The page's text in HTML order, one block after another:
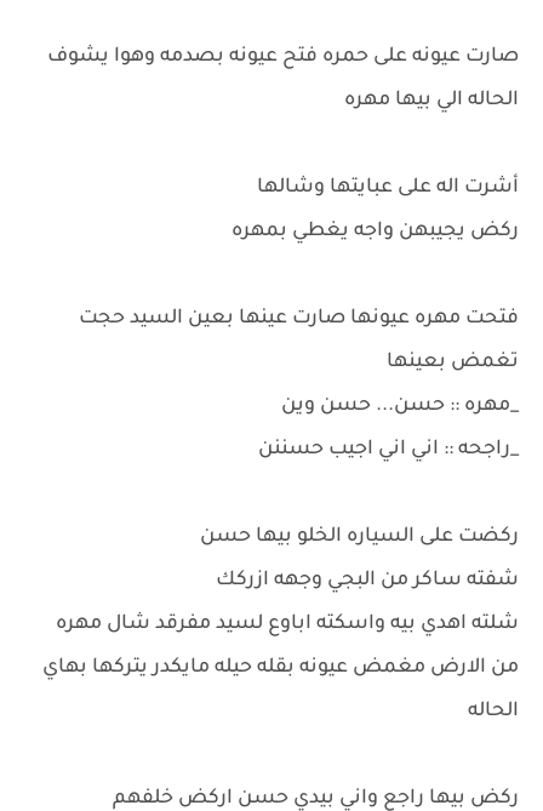
صارت عيونه على حمره فتح عيونه بصدمه وهوا يشوف
الحاله الي بيها مهره
أشرت اله على عبايتها وشالها
ركض يجيبهن واجه يغطي بمهره
فتحت مهره عيونها صارت عينها بعين السيد حجت
تغمض بعينها
_مهره :: حسن... حسن وين
_راجحه :: اني اني اجيب حسننن
ركضت على السياره الخلو بيها حسن
شفته ساكر من البجي وجهه ازركك
شلته اهدي بيه واسكته اباوع لسيد مفرقد شال مهره
من الارض مغمض عيونه بقله حيله مايكدر يتركها بهاي
الحاله
ركض بيها راجع واني بيدي حسن اركض خلفهم